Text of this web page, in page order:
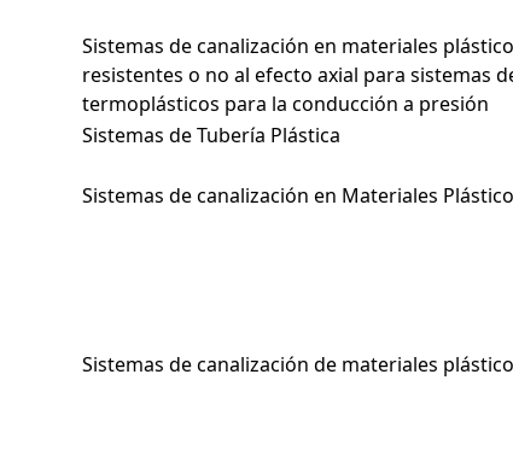
Sistemas de canalización en materiales
resistentes o no al efecto axial para sistemas
termoplásticos para la conducción a presión
Sistemas de Tubería Plástica
Sistemas de canalización en Materiales
Sistemas de canalización de materiales